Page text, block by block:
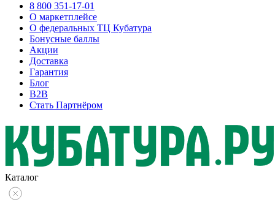
8 800 351-17-01
О маркетплейсе
О федеральных ТЦ Кубатура
Бонусные баллы
Акции
Доставка
Гарантия
Блог
B2B
Стать Партнёром
Каталог